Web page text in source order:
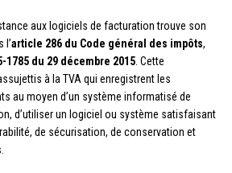
aux logiciels de facturation trouve son
l’article 286 du Code général des impôts,
1785 du 29 décembre 2015 . Cette
à la TVA qui enregistrent les
au moyen d’un système informatisé de
d’utiliser un logiciel ou système satisfaisant
de sécurisation, de conservation et